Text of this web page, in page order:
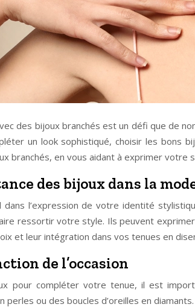
des bijoux branchés est un défi que de
un look sophistiqué, choisir les bons
branchés, en vous aidant à exprimer
des bijoux dans la
l’expression de votre identité
ressortir votre style. Ils peuvent
et leur intégration dans vos tenues en
de l’occasion
pour compléter votre tenue, il est
perles ou des boucles d’oreilles en